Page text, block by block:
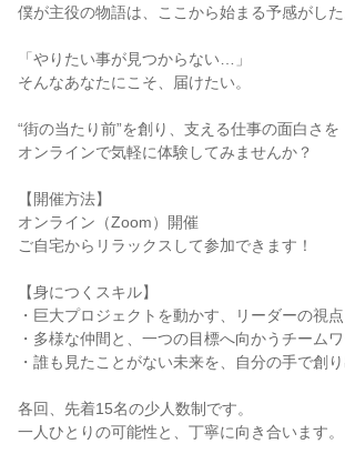
僕が主役の物語は、ここから始まる予感がした
「やりたい事が見つからない…」
そんなあなたにこそ、届けたい。
“街の当たり前”を創り、支える仕事の面白さを
オンラインで気軽に体験してみませんか？
【開催方法】
オンライン（Zoom）開催
ご自宅からリラックスして参加できます！
【身につくスキル】
・巨大プロジェクトを動かす、リーダーの視点
・多様な仲間と、一つの目標へ向かうチーム
・誰も見たことがない未来を、自分の手で創
各回、先着15名の少人数制です。
一人ひとりの可能性と、丁寧に向き合います。